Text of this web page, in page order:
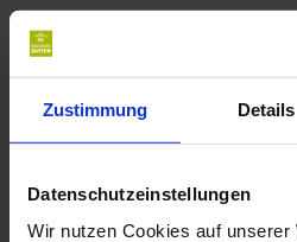
Zustimmung Details
Datenschutzeinstellungen
Wir nutzen Cookies auf unserer
Kontakt für Ihre Kur oder
Erkennbrechtallee 1a
91438 Bad Windsheim